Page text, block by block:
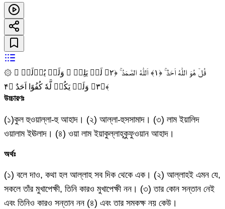
۞ قُلۡ هُوَ اللّٰهُ اَحَدٌ‌ ۚ‏ ﴿۱﴾ اَللّٰهُ الصَّمَدُ‌ ۚ‏ ﴿۲﴾ لَمۡ يَلِدۡ ۙ وَلَمۡ يُوۡلَدۡ ۙ‏
﴿۳﴾ وَلَمۡ يَكُنۡ لَّهٗ كُفُوًا اَحَدٌ ﴿۴﴾
উচ্চারণঃ
(১)কুল হুওয়াল্লা-হু আহাদ। (২) আল্লা-হুসসামাদ। (৩) লাম ইয়ালিদ
ওয়ালাম ইঊলাদ। (৪) ওয়া লাম ইয়াকুল্লাহূকুফুওয়ান আহাদ।
অর্থঃ
(১) বলে দাও, কথা হল আল্লাহ সব দিক থেকে এক। (২) আল্লাহই এমন যে,
সকলে তাঁর মুখাপেক্ষী, তিনি কারও মুখাপেক্ষী নন। (৩) তার কোন সন্তান নেই
এবং তিনিও কারও সন্তান নন (৪) এবং তার সমকক্ষ নয় কেউ।